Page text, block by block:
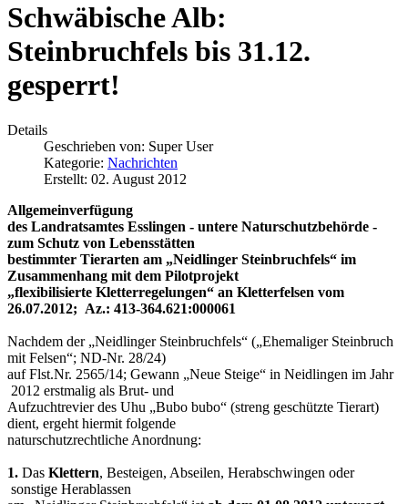
Schwäbische Alb:
Steinbruchfels bis 31.12.
gesperrt!
Details
Geschrieben von: Super User
Kategorie: Nachrichten
Erstellt: 02. August 2012
Allgemeinverfügung
des Landratsamtes Esslingen - untere Naturschutzbehörde -
zum Schutz von Lebensstätten
bestimmter Tierarten am „Neidlinger Steinbruchfels“ im
Zusammenhang mit dem Pilotprojekt
„flexibilisierte Kletterregelungen“ an Kletterfelsen vom
26.07.2012; Az.: 413-364.621:000061
Nachdem der „Neidlinger Steinbruchfels“ („Ehemaliger Steinbruch
mit Felsen“; ND-Nr. 28/24)
auf Flst.Nr. 2565/14; Gewann „Neue Steige“ in Neidlingen im Jahr
2012 erstmalig als Brut- und
Aufzuchtrevier des Uhu „Bubo bubo“ (streng geschützte Tierart)
dient, ergeht hiermit folgende
naturschutzrechtliche Anordnung:
1. Das Klettern, Besteigen, Abseilen, Herabschwingen oder
sonstige Herablassen